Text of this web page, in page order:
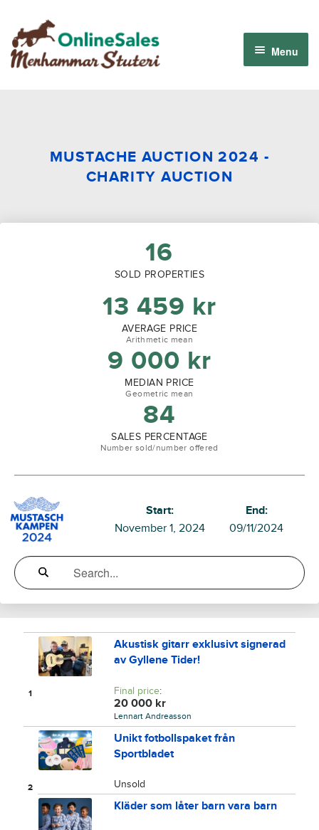
Skip
to
navigation
Skip
to
content
Menu
MUSTACHE AUCTION 2024 -
CHARITY AUCTION
16
SOLD PROPERTIES
13 459 kr
AVERAGE PRICE
Arithmetic mean
9 000 kr
MEDIAN PRICE
Geometric mean
84
SALES PERCENTAGE
Number sold/number offered
Start:
November 1, 2024
End:
09/11/2024
1
Akustisk gitarr exklusivt signerad
av Gyllene Tider!
Final price:
20 000 kr
Lennart Andreasson
2
Unikt fotbollspaket från
Sportbladet
Unsold
Kläder som låter barn vara barn